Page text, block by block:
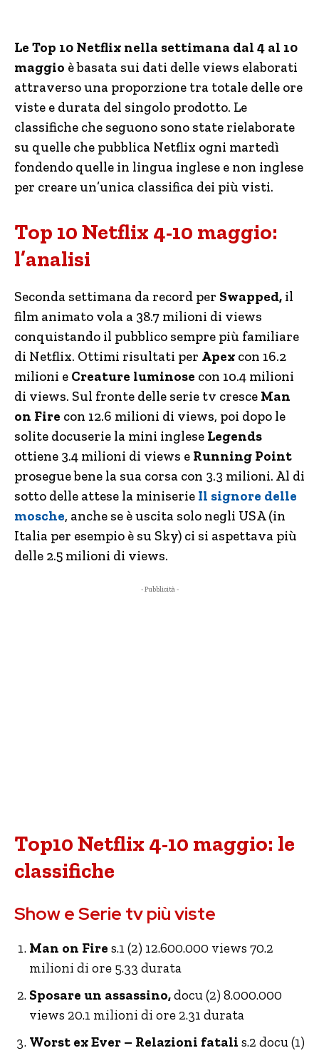
Le Top 10 Netflix nella settimana dal 4 al 10
maggio è basata sui dati delle views elaborati
attraverso una proporzione tra totale delle ore
viste e durata del singolo prodotto. Le
classifiche che seguono sono state rielaborate
su quelle che pubblica Netflix ogni martedì
fondendo quelle in lingua inglese e non inglese
per creare un’unica classifica dei più visti.
Top 10 Netflix 4-10 maggio:
l’analisi
Seconda settimana da record per Swapped, il
film animato vola a 38.7 milioni di views
conquistando il pubblico sempre più familiare
di Netflix. Ottimi risultati per Apex con 16.2
milioni e Creature luminose con 10.4 milioni
di views. Sul fronte delle serie tv cresce Man
on Fire con 12.6 milioni di views, poi dopo le
solite docuserie la mini inglese Legends
ottiene 3.4 milioni di views e Running Point
prosegue bene la sua corsa con 3.3 milioni. Al di
sotto delle attese la miniserie Il signore delle
mosche, anche se è uscita solo negli USA (in
Italia per esempio è su Sky) ci si aspettava più
delle 2.5 milioni di views.
- Pubblicità -
Top10 Netflix 4-10 maggio: le
classifiche
Show e Serie tv più viste
Man on Fire s.1 (2) 12.600.000 views 70.2
milioni di ore 5.33 durata
Sposare un assassino,docu (2) 8.000.000
views 20.1 milioni di ore 2.31 durata
Worst ex Ever – Relazioni fatali s.2 docu (1)